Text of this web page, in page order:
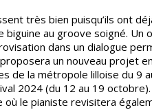
très bien puisqu’ils ont
biguine au groove soigné.
dans un dialogue
un nouveau projet
de la métropole lilloise du
2024 (du 12 au 19 octobre).
où le pianiste revisitera